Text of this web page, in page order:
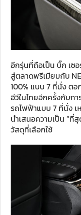
อีกรุ่นที่ถือเป็น บิ๊ก เซ
สู่ตลาดพรีเมียมกับ
100% แบบ 7 ที่นั่ง ต
อีวีในไทยอีกครั้งกับกา
รถไฟฟ้าแบบ 7 ที่นั่ง
นำเสนอความเป็น “ที่
วัสดุที่เลือกใช้